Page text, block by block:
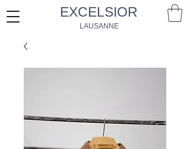
EXCELSIOR
LAUSANNE